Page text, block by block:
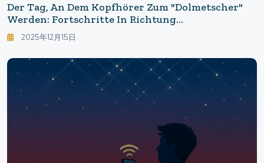
Der Tag, An Dem Kopfhörer Zum "Dolmetscher"
Werden: Fortschritte In Richtung
"Universalübersetzung" — Google Übersetzer ×
Gemini Machen Redewendungen Und Gespräche
Intelligenter
2025年12月15日